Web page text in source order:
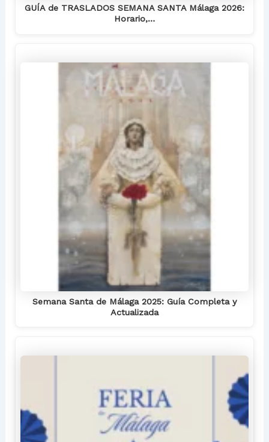
GUÍA de TRASLADOS SEMANA SANTA Málaga 2026:
Horario,…
Semana Santa de Málaga 2025: Guía Completa y
Actualizada